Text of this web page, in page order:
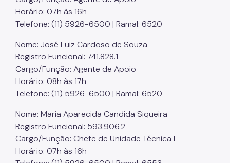
Horário: 07h às 16h
Telefone: (11) 5926-6500 | Ramal: 6520
Nome: José Luiz Cardoso de Souza
Registro Funcional: 741.828.1
Cargo/Função: Agente de Apoio
Horário: 08h às 17h
Telefone: (11) 5926-6500 | Ramal: 6520
Nome: Maria Aparecida Candida Siqueira
Registro Funcional: 593.906.2
Cargo/Função: Chefe de Unidade Técnica I
Horário: 07h às 16h